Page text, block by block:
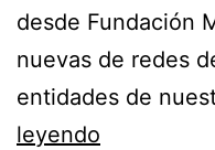
desde Fundación
nuevas de redes
entidades de
leyendo